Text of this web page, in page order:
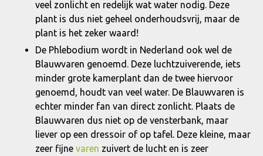
veel zonlicht en redelijk wat water nodig. Deze
plant is dus niet geheel onderhoudsvrij, maar de
plant is het zeker waard!
De Phlebodium wordt in Nederland ook wel de
Blauwvaren genoemd. Deze luchtzuiverende, iets
minder grote kamerplant dan de twee hiervoor
genoemd, houdt van veel water. De Blauwvaren is
echter minder fan van direct zonlicht. Plaats de
Blauwvaren dus niet op de vensterbank, maar
liever op een dressoir of op tafel. Deze kleine, maar
zeer fijne varen zuivert de lucht en is zeer